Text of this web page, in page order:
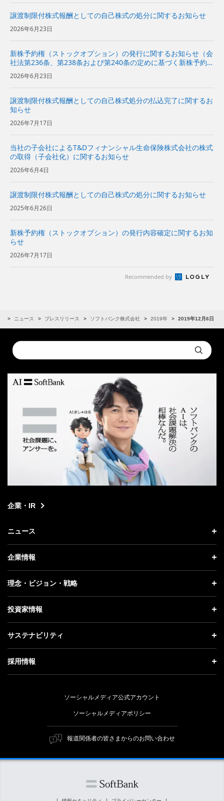
譲渡制限付株式報酬としての自己株式の処分に関するお知らせ
2026年6月23日
新株予約権（ストックオプション）の発行に関するお知らせ（会
社法第236条、第238条および第240条の定めに基づく新株予約権
の発行）
2026年6月23日
譲渡制限付株式報酬としての自己株式処分の払込完了に関するお
知らせ
2026年7月17日
当社の子会社によるT&Dフィナンシャル生命保険株式会社の株式
の取得（子会社化）に関するお知らせ
2026年6月4日
譲渡制限付株式報酬としての自己株式の処分に関するお知らせ
2025年6月26日
新株予約権（ストックオプション）の発行内容確定に関するお知
らせ
2026年7月17日
Recommended by
ニュース プレスリリース ソフトバンク株式会社 2019年 2019年12月6日
Conduct
a
Submit
企業・IR
ニュース
ニュース トップ
プレスリリース
更新情報
記者説明会
企業情報
企業情報 トップ
社長メッセージ
事業紹介
ガバナンス
理念・ビジョン・戦略
理念・ビジョン・戦略 トップ
成長戦略「Activate AI for Society」
人材戦略
投資家情報
投資家情報 トップ
経営方針
個人投資家の皆さまへ
株式と社債について
サステナビリティ
サステナビリティ トップ
トップメッセージ
ESG方針・体制
マテリアリティ（重要課題）
ESGの主な取り組み
採用情報
障がい者採用
ソーシャルメディア公式アカウント
ソーシャルメディアポリシー
報道関係者の皆さまからのお問い合わせ